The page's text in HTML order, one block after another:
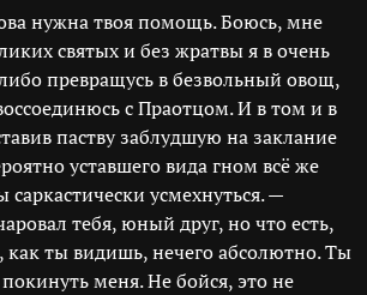
нужна твоя помощь. Боюсь, мне
святых и без жратвы я в очень
превращусь в безвольный овощ,
с Праотцом. И в том и в
паству заблудшую на заклание
уставшего вида гном всё же
саркастически усмехнуться. —
тебя, юный друг, но что есть,
как ты видишь, нечего абсолютно. Ты
меня. Не бойся, это не